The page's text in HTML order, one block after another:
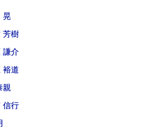
晃
芳樹
謙介
裕道
親
信行